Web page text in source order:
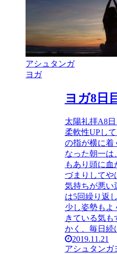
アシュタンガ
ヨガ
ヨガ8日
太陽礼拝A8
柔軟性UPし
の指が横に着
なった朝一は
もあり頭に血
づまりしてや
気持ちが悪い
は5回繰り返
少し姿勢もよ
きている気も
かく、毎日続
2019.11.21
アシュタンガ